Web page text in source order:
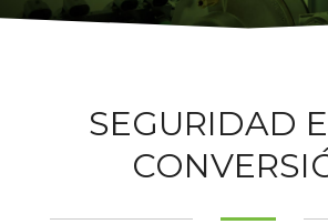
SEGURIDAD